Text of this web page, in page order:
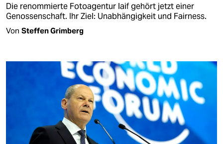
Die renommierte Fotoagentur laif gehört jetzt einer
Genossenschaft. Ihr Ziel: Unabhängigkeit und Fairness.
Von Steffen Grimberg